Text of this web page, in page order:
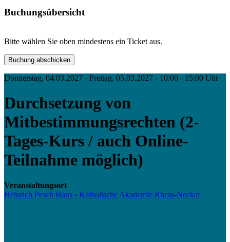
Buchungsübersicht
Bitte wählen Sie oben mindestens ein Ticket aus.
Donnerstag, 04.03.2027 - Freitag, 05.03.2027 - 10:00 - 15:00 Uhr
Durchsetzung von
Mitbestimmungsrechten (2-
Tages-Kurs / auch Online-
Teilnahme möglich)
Veranstaltungsort
Heinrich Pesch Haus - Katholische Akademie Rhein-Neckar